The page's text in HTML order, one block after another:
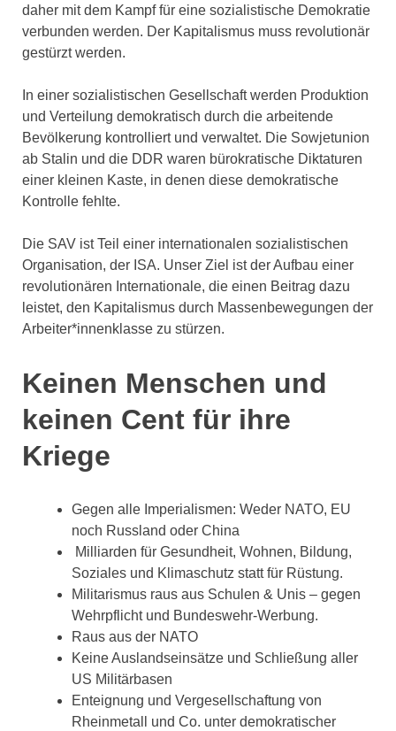
daher mit dem Kampf für eine sozialistische Demokratie
verbunden werden. Der Kapitalismus muss revolutionär
gestürzt werden.
In einer sozialistischen Gesellschaft werden Produktion
und Verteilung demokratisch durch die arbeitende
Bevölkerung kontrolliert und verwaltet. Die Sowjetunion
ab Stalin und die DDR waren bürokratische Diktaturen
einer kleinen Kaste, in denen diese demokratische
Kontrolle fehlte.
Die SAV ist Teil einer internationalen sozialistischen
Organisation, der ISA. Unser Ziel ist der Aufbau einer
revolutionären Internationale, die einen Beitrag dazu
leistet, den Kapitalismus durch Massenbewegungen der
Arbeiter*innenklasse zu stürzen.
Keinen Menschen und
keinen Cent für ihre
Kriege
Gegen alle Imperialismen: Weder NATO, EU
noch Russland oder China
Milliarden für Gesundheit, Wohnen, Bildung,
Soziales und Klimaschutz statt für Rüstung.
Militarismus raus aus Schulen & Unis – gegen
Wehrpflicht und Bundeswehr-Werbung.
Raus aus der NATO
Keine Auslandseinsätze und Schließung aller
US Militärbasen
Enteignung und Vergesellschaftung von
Rheinmetall und Co. unter demokratischer